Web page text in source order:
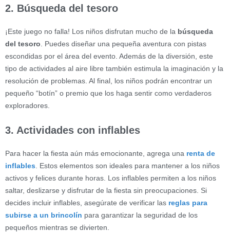
2. Búsqueda del tesoro
¡Este juego no falla! Los niños disfrutan mucho de la búsqueda
del tesoro . Puedes diseñar una pequeña aventura con pistas
escondidas por el área del evento. Además de la diversión, este
tipo de actividades al aire libre también estimula la imaginación y la
resolución de problemas. Al final, los niños podrán encontrar un
pequeño “botín” o premio que los haga sentir como verdaderos
exploradores.
3. Actividades con inflables
Para hacer la fiesta aún más emocionante, agrega una renta de
inflables . Estos elementos son ideales para mantener a los niños
activos y felices durante horas. Los inflables permiten a los niños
saltar, deslizarse y disfrutar de la fiesta sin preocupaciones. Si
decides incluir inflables, asegúrate de verificar las reglas para
subirse a un brincolín para garantizar la seguridad de los
pequeños mientras se divierten.